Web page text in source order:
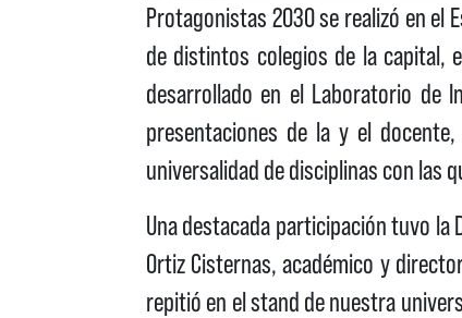
Protagonistas 2030 se realizó en el
de distintos colegios de la capital,
desarrollado en el Laboratorio de
presentaciones de la y el
universalidad de disciplinas con las
Una destacada participación tuvo la
Ortiz Cisternas, académico y
repitió en el stand de nuestra